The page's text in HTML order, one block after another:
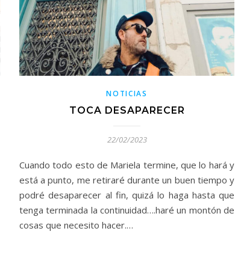
NOTICIAS
TOCA DESAPARECER
22/02/2023
Cuando todo esto de Mariela termine, que lo hará y
está a punto, me retiraré durante un buen tiempo y
podré desaparecer al fin, quizá lo haga hasta que
tenga terminada la continuidad….haré un montón de
cosas que necesito hacer.…